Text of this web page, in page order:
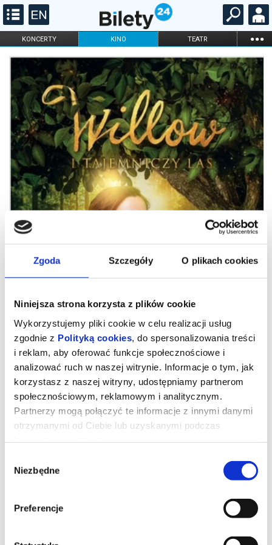
Zgoda Szczegóły O plikach cookies
Niniejsza strona korzysta z plików cookie
Wykorzystujemy pliki cookie w celu realizacji usług
zgodnie z Polityką cookies , do spersonalizowania treści
i reklam, aby oferować funkcje społecznościowe i
analizować ruch w naszej witrynie. Informacje o tym, jak
korzystasz z naszej witryny, udostępniamy partnerom
społecznościowym, reklamowym i analitycznym.
Partnerzy mogą połączyć te informacje z innymi danymi
otrzymanymi od Ciebie lub uzyskanymi podczas
zgody
Niezbędne
Preferencje
KONCERTY KINO TEATR ...
FILHARMONIA OPERA I BALET
STAND-UP
DLA DZIECI
ONLINE KARNETY
Willow i tajemniczy las
także tajemną księgę magii. Okazuje się, że jest potomkinią całej
llinii czarownic. Przy pomocy Księgi przywołuje czarownika
Grimoo, który ma jej pomóc obudzić służące jej moce ognia.
las, z którego wywodzi się cała magia, którą Willow posiada. Nie